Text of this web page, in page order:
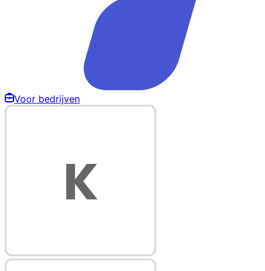
Voor bedrijven